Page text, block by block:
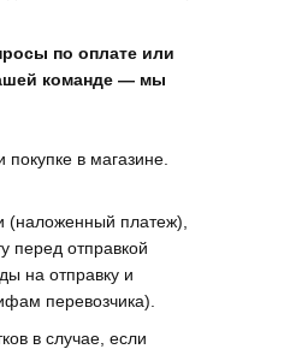
по оплате или
команде — мы
в магазине.
(наложенный платеж),
перед отправкой
на отправку и
перевозчика).
в случае, если